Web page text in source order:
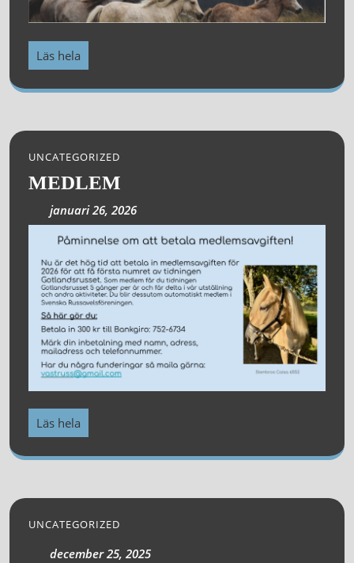
Läs hela
UNCATEGORIZED
MEDLEM
januari 26, 2026
Läs hela
UNCATEGORIZED
december 25, 2025